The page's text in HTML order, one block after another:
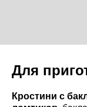
Для
Кростини с